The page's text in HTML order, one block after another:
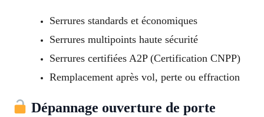
Serrures standards et économiques
Serrures multipoints haute sécurité
Serrures certifiées A2P (Certification CNPP)
Remplacement après vol, perte ou effraction
Dépannage ouverture de porte